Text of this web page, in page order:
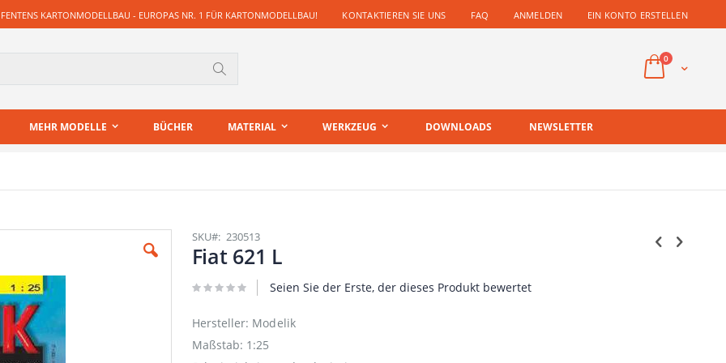
KARTONMODELLBAU - EUROPAS NR. 1 FÜR KARTONMODELLBAU! KONTAKTIEREN SIE UNS FAQ ANMELDEN EIN KONTO ERSTELLEN
Cart
0Artikel
MEHR MODELLE BÜCHER MATERIAL WERKZEUG DOWNLOADS NEWSLETTER
SKU 230513
Fiat 621 L
Seien Sie der Erste, der dieses Produkt bewertet
Hersteller: Modelik
Maßstab: 1:25